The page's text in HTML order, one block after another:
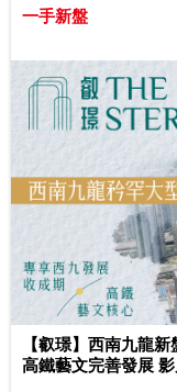
一手新盤
【叡璟】西南九龍
高鐵藝文完善發展